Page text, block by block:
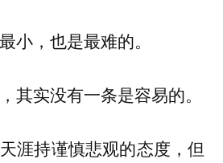
小，也是最难的。
其实没有一条是容易的。
涯持谨慎悲观的态度，但